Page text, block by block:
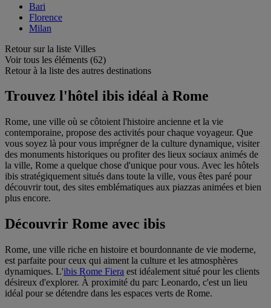
Bari
Florence
Milan
Retour sur la liste Villes
Voir tous les éléments (62)
Retour à la liste des autres destinations
Trouvez l'hôtel ibis idéal à Rome
Rome, une ville où se côtoient l'histoire ancienne et la vie
contemporaine, propose des activités pour chaque voyageur. Que
vous soyez là pour vous imprégner de la culture dynamique, visiter
des monuments historiques ou profiter des lieux sociaux animés de
la ville, Rome a quelque chose d'unique pour vous. Avec les hôtels
ibis stratégiquement situés dans toute la ville, vous êtes paré pour
découvrir tout, des sites emblématiques aux piazzas animées et bien
plus encore.
Découvrir Rome avec ibis
Rome, une ville riche en histoire et bourdonnante de vie moderne,
est parfaite pour ceux qui aiment la culture et les atmosphères
dynamiques. L'ibis Rome Fiera est idéalement situé pour les clients
désireux d'explorer. À proximité du parc Leonardo, c'est un lieu
idéal pour se détendre dans les espaces verts de Rome.